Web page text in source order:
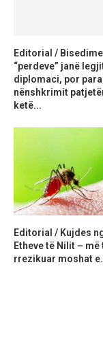
Editorial /
“perdeve” janë
diplomaci, por para
nënshkrimit
ketë...
Editorial / Kujdes
Etheve të Nilit – më
rrezikuar moshat